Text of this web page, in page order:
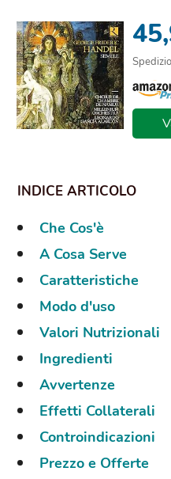
Che Cos'è
A Cosa Serve
Caratteristiche
Modo d'uso
Valori Nutrizionali
Ingredienti
Avvertenze
Effetti Collaterali
Controindicazioni
Prezzo e Offerte